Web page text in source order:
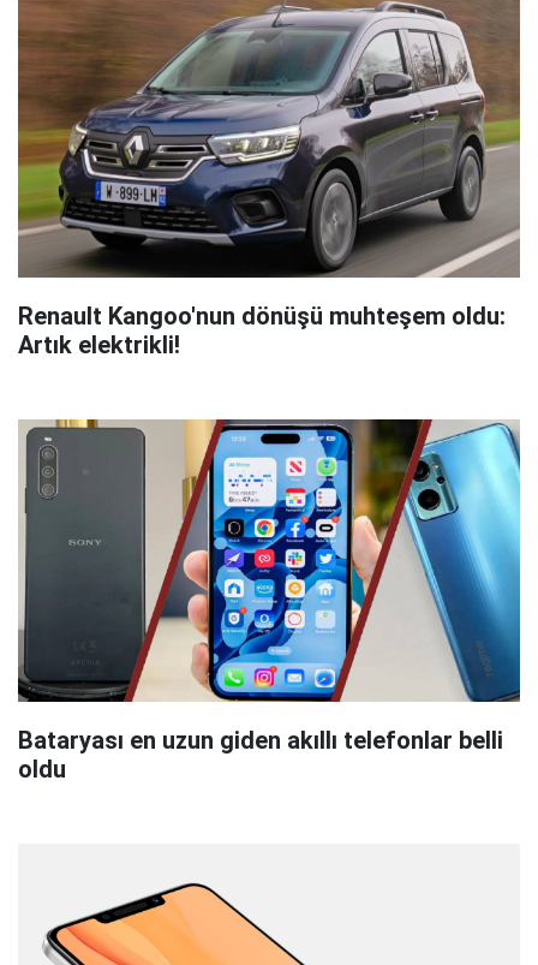
Renault Kangoo'nun dönüşü muhteşem oldu:
Artık elektrikli!
Bataryası en uzun giden akıllı telefonlar belli
oldu